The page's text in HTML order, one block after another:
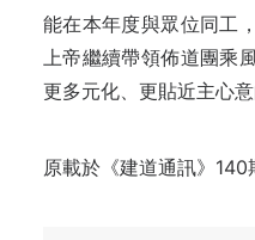
能在本年度與眾位同工
上帝繼續帶領佈道團乘
更多元化、更貼近主心意
原載於《建道通訊》140